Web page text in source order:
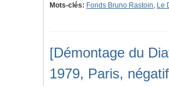
Mots-clés: Fonds Bruno Rastoin, Le
[Démontage du
1979, Paris,